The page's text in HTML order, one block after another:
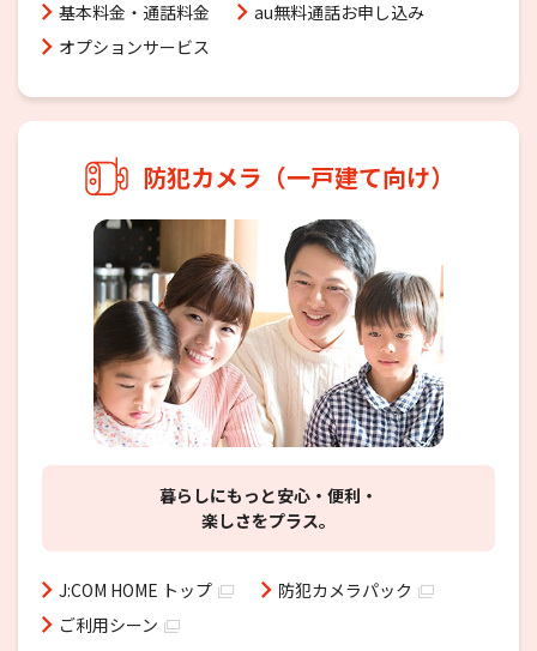
基本料金・通話料金
au無料通話お申し込み
オプションサービス
防犯カメラ（一戸建て向け）
暮らしにもっと安心・便利・
楽しさをプラス。
J:COM HOME トップ
防犯カメラパック
ご利用シーン